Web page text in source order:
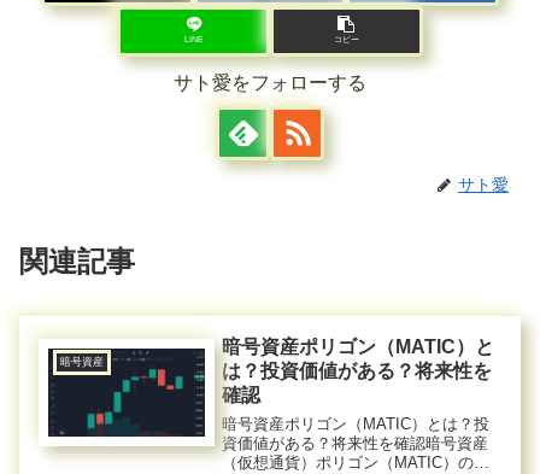
LINE コピー
サト愛をフォローする
サト愛
関連記事
暗号資産
暗号資産ポリゴン（MATIC）と
は？投資価値がある？将来性を
確認
暗号資産ポリゴン（MATIC）とは？投
資価値がある？将来性を確認暗号資産
（仮想通貨）ポリゴン（MATIC）の取